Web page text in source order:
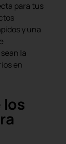
para tus
y una
sean la
en
los